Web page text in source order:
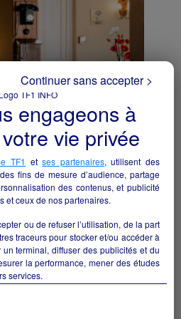
rare pour donner une
à un établissement
cœur de la Sologne.
Sauldre - 18410
restauration particulier
engageons à
vie privée
TF1 etses partenaires, utilisent des
fins de mesure d’audience, partage
des contenus, et publicité
et ceux de nos partenaires.
ou de refuser l’utilisation, de la part
traceurs pour stocker et/ou accéder à
terminal, diffuser des publicités et du
la performance, mener des études
services.
les fonctionnalités liées à la
Continuer sans accepter >